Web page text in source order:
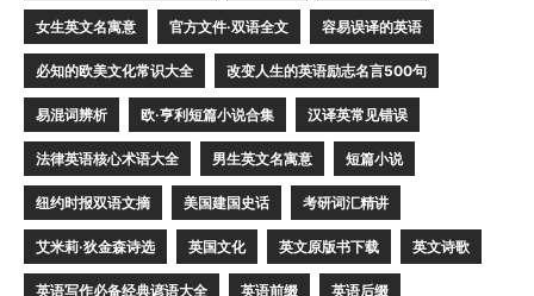
女生英文名寓意 官方文件·双语全文 容易误译的英语
必知的欧美文化常识大全 改变人生的英语励志名言500句
易混词辨析 欧·亨利短篇小说合集 汉译英常见错误
法律英语核心术语大全 男生英文名寓意 短篇小说
纽约时报双语文摘 美国建国史话 考研词汇精讲
艾米莉·狄金森诗选 英国文化 英文原版书下载 英文诗歌
英语写作必备经典谚语大全 英语前缀 英语后缀